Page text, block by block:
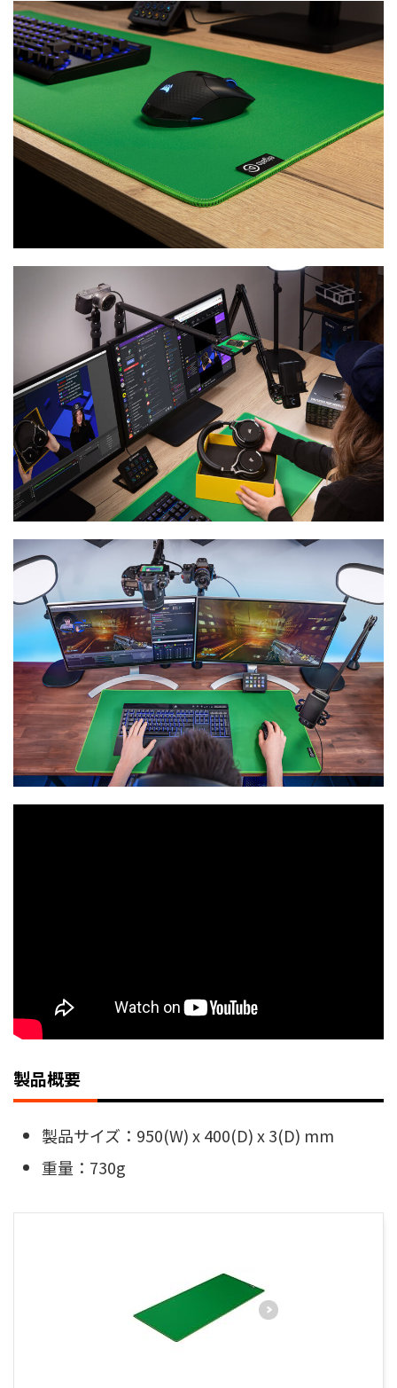
製品概要
製品サイズ：950(W) x 400(D) x 3(D) mm
重量：730g